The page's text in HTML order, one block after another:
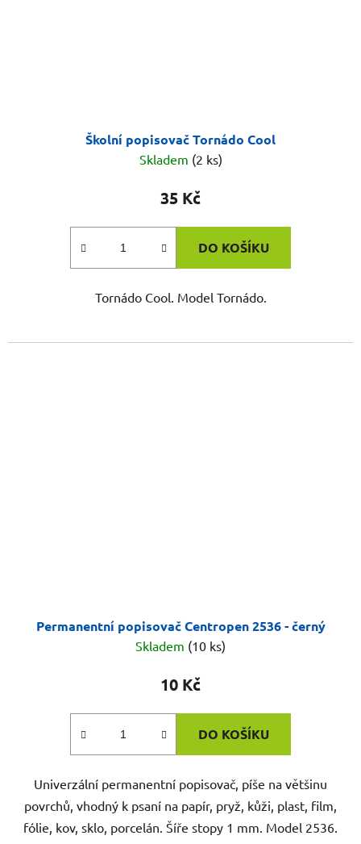
Školní popisovač Tornádo Cool
Skladem (2 ks)
35 Kč
DO KOŠÍKU
Tornádo Cool. Model Tornádo.
Permanentní popisovač Centropen 2536 - černý
Skladem (10 ks)
10 Kč
DO KOŠÍKU
Univerzální permanentní popisovač, píše na většinu
povrchů, vhodný k psaní na papír, pryž, kůži, plast, film,
fólie, kov, sklo, porcelán. Šíře stopy 1 mm. Model 2536.